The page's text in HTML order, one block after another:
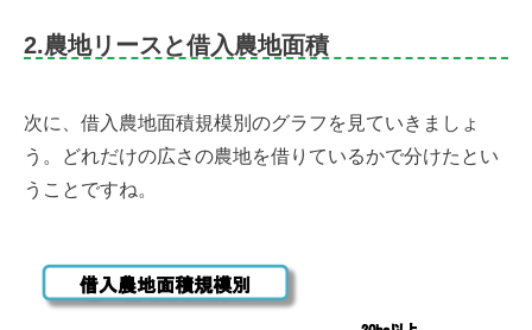
2.農地リースと借入農地面積
次に、借入農地面積規模別のグラフを見ていきましょ
う。どれだけの広さの農地を借りているかで分けたとい
うことですね。